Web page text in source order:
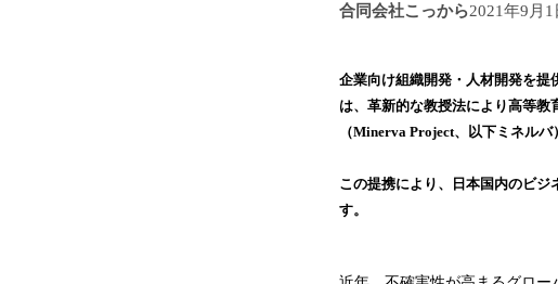
合同会社こっから2021年9月
企業向け組織開発・人材開発を提
は、革新的な教授法により高等
（Minerva Project、以下ミネル
この提携により、日本国内のビ
す。